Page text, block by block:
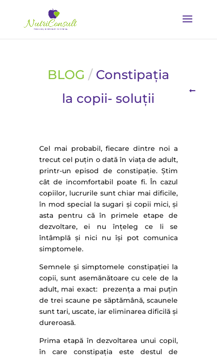
BLOG /Constipația
la copii- soluții
Cel mai probabil, fiecare dintre noi a
trecut cel puțin o dată în viața de adult,
printr-un episod de constipație. Știm
cât de incomfortabil poate fi. În cazul
copiilor, lucrurile sunt chiar mai dificile,
în mod special la sugari și copii mici, și
asta pentru că în primele etape de
dezvoltare, ei nu înțeleg ce li se
întâmplă și nici nu își pot comunica
simptomele.
Semnele și simptomele constipației la
copii, sunt asemănătoare cu cele de la
adult, mai exact: prezența a mai puțin
de trei scaune pe săptămână, scaunele
sunt tari, uscate, iar eliminarea dificilă și
dureroasă.
Prima etapă în dezvoltarea unui copil,
în care constipația este destul de